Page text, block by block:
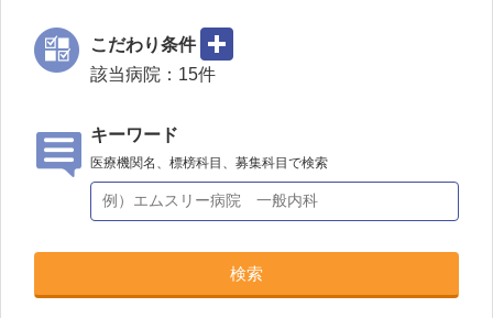
こだわり条件
該当病院： 15件
キーワード
医療機関名、標榜科目、募集科目で検索
検索